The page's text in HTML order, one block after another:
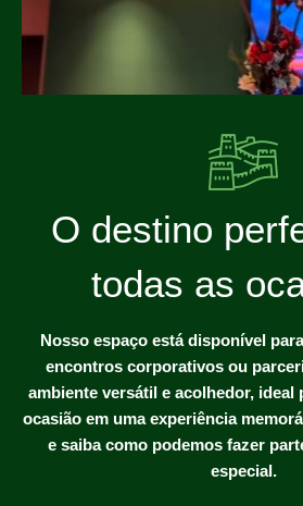
O destino
todas as
Nosso espaço está disponível
encontros corporativos ou
ambiente versátil e acolhedor, ideal
ocasião em uma experiência
e saiba como podemos fazer
especial.